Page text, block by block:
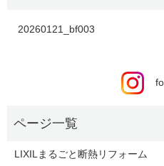
20260121_bf003
LIXILまるごと断熱リフォーム